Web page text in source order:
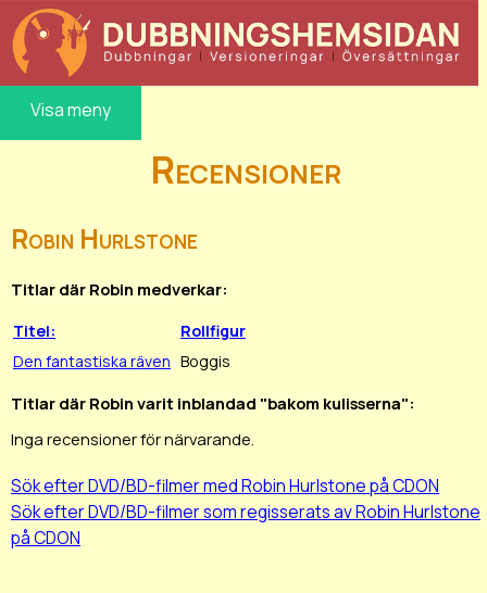
Visa meny
Recensioner
Robin Hurlstone
Titlar där Robin medverkar:
Titel:
Rollfigur
Den fantastiska räven Boggis
Titlar där Robin varit inblandad "bakom kulisserna":
Inga recensioner för närvarande.
Sök efter DVD/BD-filmer med Robin Hurlstone på CDON
Sök efter DVD/BD-filmer som regisserats av Robin Hurlstone
på CDON